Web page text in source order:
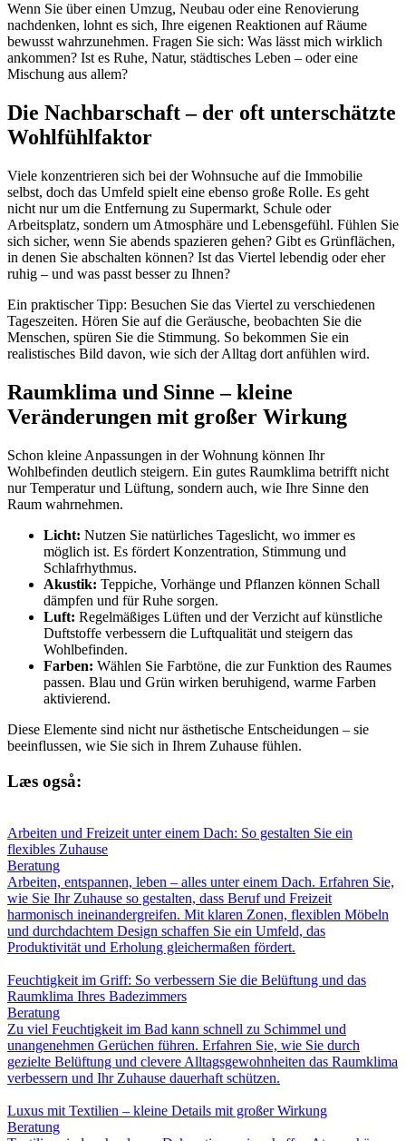
Wenn Sie über einen Umzug, Neubau oder eine Renovierung
nachdenken, lohnt es sich, Ihre eigenen Reaktionen auf Räume
bewusst wahrzunehmen. Fragen Sie sich: Was lässt mich wirklich
ankommen? Ist es Ruhe, Natur, städtisches Leben – oder eine
Mischung aus allem?
Die Nachbarschaft – der oft unterschätzte
Wohlfühlfaktor
Viele konzentrieren sich bei der Wohnsuche auf die Immobilie
selbst, doch das Umfeld spielt eine ebenso große Rolle. Es geht
nicht nur um die Entfernung zu Supermarkt, Schule oder
Arbeitsplatz, sondern um Atmosphäre und Lebensgefühl. Fühlen Sie
sich sicher, wenn Sie abends spazieren gehen? Gibt es Grünflächen,
in denen Sie abschalten können? Ist das Viertel lebendig oder eher
ruhig – und was passt besser zu Ihnen?
Ein praktischer Tipp: Besuchen Sie das Viertel zu verschiedenen
Tageszeiten. Hören Sie auf die Geräusche, beobachten Sie die
Menschen, spüren Sie die Stimmung. So bekommen Sie ein
realistisches Bild davon, wie sich der Alltag dort anfühlen wird.
Raumklima und Sinne – kleine
Veränderungen mit großer Wirkung
Schon kleine Anpassungen in der Wohnung können Ihr
Wohlbefinden deutlich steigern. Ein gutes Raumklima betrifft nicht
nur Temperatur und Lüftung, sondern auch, wie Ihre Sinne den
Raum wahrnehmen.
Licht: Nutzen Sie natürliches Tageslicht, wo immer es
möglich ist. Es fördert Konzentration, Stimmung und
Schlafrhythmus.
Akustik: Teppiche, Vorhänge und Pflanzen können Schall
dämpfen und für Ruhe sorgen.
Luft: Regelmäßiges Lüften und der Verzicht auf künstliche
Duftstoffe verbessern die Luftqualität und steigern das
Wohlbefinden.
Farben: Wählen Sie Farbtöne, die zur Funktion des Raumes
passen. Blau und Grün wirken beruhigend, warme Farben
aktivierend.
Diese Elemente sind nicht nur ästhetische Entscheidungen – sie
beeinflussen, wie Sie sich in Ihrem Zuhause fühlen.
Læs også:
Arbeiten und Freizeit unter einem Dach: So gestalten Sie ein
flexibles Zuhause
Beratung
Arbeiten, entspannen, leben – alles unter einem Dach. Erfahren Sie,
wie Sie Ihr Zuhause so gestalten, dass Beruf und Freizeit
harmonisch ineinandergreifen. Mit klaren Zonen, flexiblen Möbeln
und durchdachtem Design schaffen Sie ein Umfeld, das
Produktivität und Erholung gleichermaßen fördert.
Feuchtigkeit im Griff: So verbessern Sie die Belüftung und das
Raumklima Ihres Badezimmers
Beratung
Zu viel Feuchtigkeit im Bad kann schnell zu Schimmel und
unangenehmen Gerüchen führen. Erfahren Sie, wie Sie durch
gezielte Belüftung und clevere Alltagsgewohnheiten das Raumklima
verbessern und Ihr Zuhause dauerhaft schützen.
Luxus mit Textilien – kleine Details mit großer Wirkung
Beratung